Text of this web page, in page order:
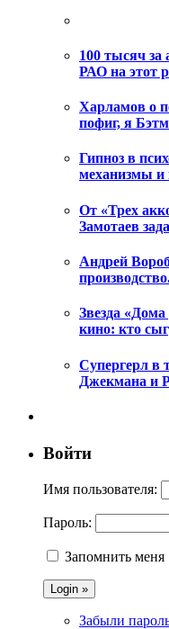
100 тысяч за
РАО на этот
Харламов о
пофиг, я
Гипноз в
механизмы и
От «Трех
Замотаев
Андрей
Звезда
кино: кто
Супергерл в
Джекмана и
Войти
Имя пользователя:
Пароль:
Запомнить меня
Забыли